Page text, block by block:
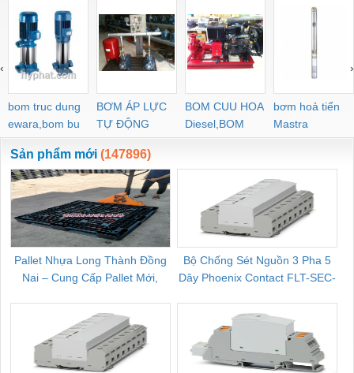
bom truc dung
ewara,bom bu
ewara
BƠM ÁP LỰC
TỰ ĐỘNG
BOM CUU HOA
Diesel,BOM
CHUA CHAY
bơm hoả tiển
Mastra
‹ ›
Sản phẩm mới (147896)
Pallet Nhựa Long Thành Đồng
Nai – Cung Cấp Pallet Mới,
Bộ Chống Sét Nguồn 3 Pha 5
Dây Phoenix Contact FLT-SEC-